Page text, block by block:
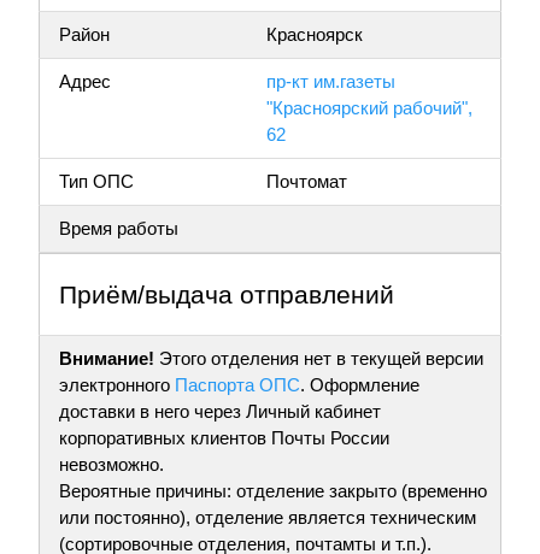
Район Красноярск
Адрес
пр-кт им.газеты
"Красноярский рабочий",
62
Тип ОПС Почтомат
Время работы
Приём/выдача отправлений
Внимание! Этого отделения нет в текущей версии
электронного Паспорта ОПС. Оформление
доставки в него через Личный кабинет
корпоративных клиентов Почты России
невозможно.
Вероятные причины: отделение закрыто (временно
или постоянно), отделение является техническим
(сортировочные отделения, почтамты и т.п.).